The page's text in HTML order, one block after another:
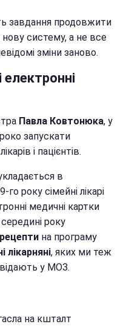
завдання продовжити
систему, а не все
зміни заново.
електронні
Павла Ковтонюка, у
запускати
і пацієнтів.
в
року сімейні лікарі
медичні картки
року
на програму
лікарняні, яких ми теж
у МОЗ.
на кшталт